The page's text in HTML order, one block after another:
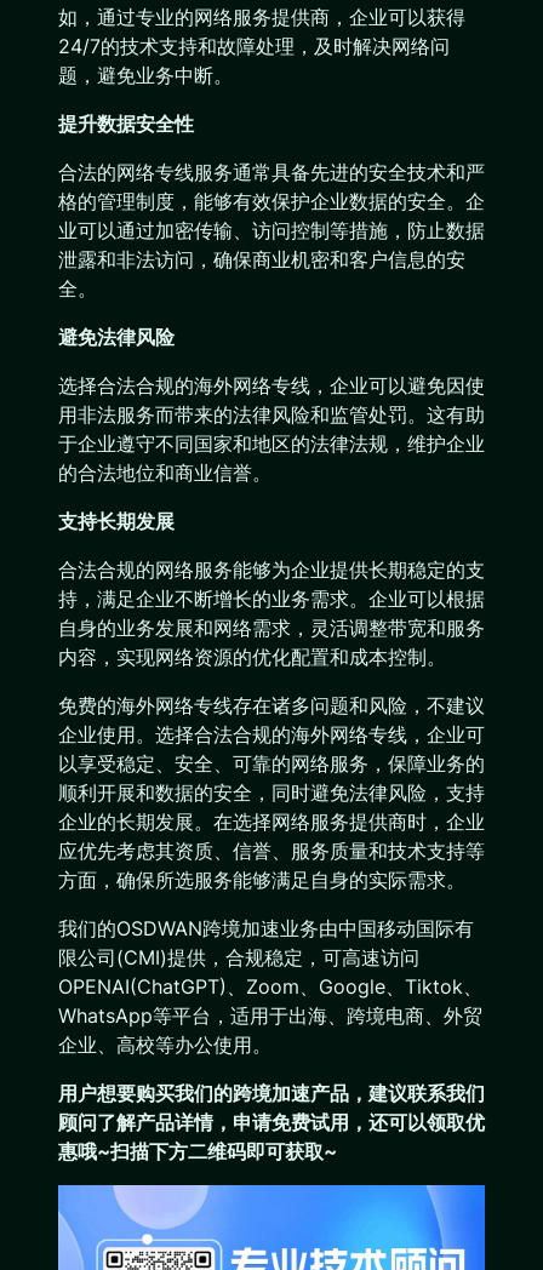
如，通过专业的网络服务提供商，企业可以获得
24/7的技术支持和故障处理，及时解决网络问
题，避免业务中断。
提升数据安全性
合法的网络专线服务通常具备先进的安全技术和严
格的管理制度，能够有效保护企业数据的安全。企
业可以通过加密传输、访问控制等措施，防止数据
泄露和非法访问，确保商业机密和客户信息的安
全。
避免法律风险
选择合法合规的海外网络专线，企业可以避免因使
用非法服务而带来的法律风险和监管处罚。这有助
于企业遵守不同国家和地区的法律法规，维护企业
的合法地位和商业信誉。
支持长期发展
合法合规的网络服务能够为企业提供长期稳定的支
持，满足企业不断增长的业务需求。企业可以根据
自身的业务发展和网络需求，灵活调整带宽和服务
内容，实现网络资源的优化配置和成本控制。
免费的海外网络专线存在诸多问题和风险，不建议
企业使用。选择合法合规的海外网络专线，企业可
以享受稳定、安全、可靠的网络服务，保障业务的
顺利开展和数据的安全，同时避免法律风险，支持
企业的长期发展。在选择网络服务提供商时，企业
应优先考虑其资质、信誉、服务质量和技术支持等
方面，确保所选服务能够满足自身的实际需求。
我们的OSDWAN跨境加速业务由中国移动国际有
限公司(CMI)提供，合规稳定，可高速访问
OPENAI(ChatGPT)、Zoom、Google、Tiktok、
WhatsApp等平台，适用于出海、跨境电商、外贸
企业、高校等办公使用。
用户想要购买我们的跨境加速产品 ，建议联系我们
顾问了解产品详情，申请免费试用，还可以领取优
惠哦~扫描下方二维码即可获取~